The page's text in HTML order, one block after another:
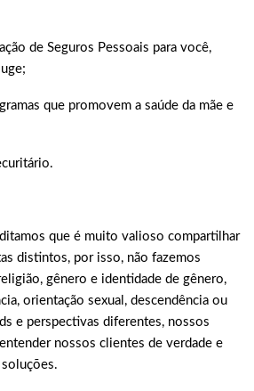
de Seguros Pessoais para você,
que promovem a saúde da mãe e
que é muito valioso compartilhar
distintos, por isso, não fazemos
gênero e identidade de gênero,
orientação sexual, descendência ou
e perspectivas diferentes, nossos
nossos clientes de verdade e